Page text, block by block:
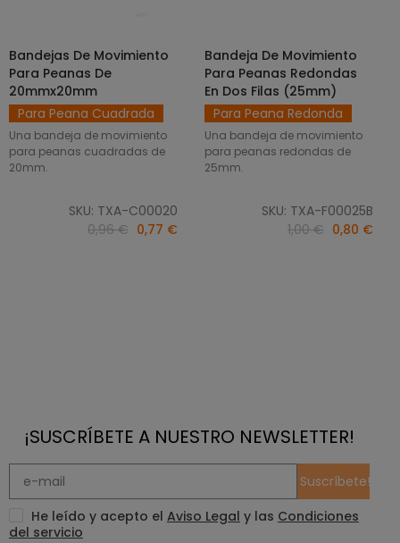
SELECCIONAR OPCIONES
Bandejas De Movimiento
Para Peanas De
20mmx20mm
Para Peana Cuadrada
Una bandeja de movimiento
para peanas cuadradas de
20mm.
SKU: TXA-C00020
0,96 € 0,77 €
AÑADIR AL CARRITO
Bandeja De Movimiento
Para Peanas Redondas
En Dos Filas (25mm)
Para Peana Redonda
Una bandeja de movimiento
para peanas redondas de
25mm.
SKU: TXA-F00025B
1,00 € 0,80 €
¡SUSCRÍBETE A NUESTRO NEWSLETTER!
Suscríbete!
He leído y acepto el Aviso Legal y las Condiciones
del servicio